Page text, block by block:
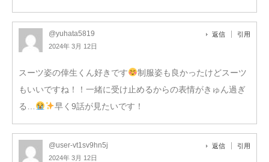
@yuhata5819
2024年 3月 12日
返信 引用
スーツ姿の倖生くん好きです
制服姿も良かったけどスーツ
もいいですね！！一緒に受け止めるからの表情がきゅん過ぎ
る…
早く9話が見たいです！
@user-vt1sv9hn5j
2024年 3月 12日
返信 引用